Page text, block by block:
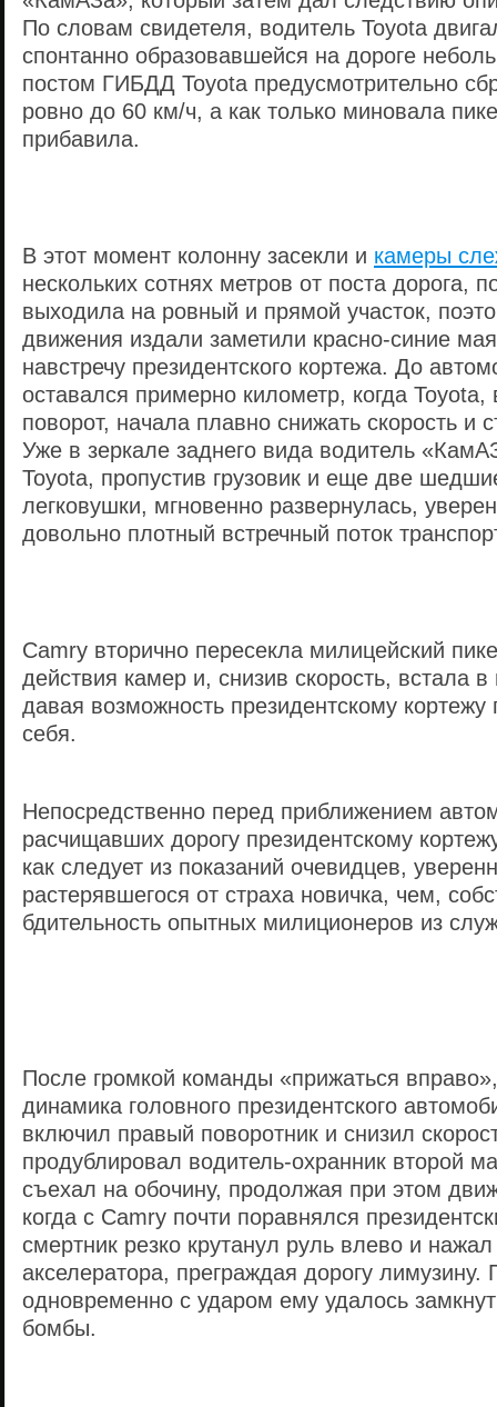
По словам свидетеля, водитель Toyota
спонтанно образовавшейся на дороге
постом ГИБДД Toyota предусмотрительно
ровно до 60 км/ч, а как только миновала
прибавила.
В этот момент колонну засекли и камеры
нескольких сотнях метров от поста дорога,
выходила на ровный и прямой участок,
движения издали заметили красно-синие
навстречу президентского кортежа. До
оставался примерно километр, когда
поворот, начала плавно снижать скорость и
Уже в зеркале заднего вида водитель
Toyota, пропустив грузовик и еще две
легковушки, мгновенно развернулась,
довольно плотный встречный поток
Camry вторично пересекла милицейский
действия камер и, снизив скорость, встала
давая возможность президентскому кортежу
себя.
Непосредственно перед приближением
расчищавших дорогу президентскому
как следует из показаний очевидцев,
растерявшегося от страха новичка, чем,
бдительность опытных милиционеров из
После громкой команды «прижаться
динамика головного президентского
включил правый поворотник и снизил
продублировал водитель-охранник второй
съехал на обочину, продолжая при этом
когда с Camry почти поравнялся
смертник резко крутанул руль влево и
акселератора, преграждая дорогу лимузину.
одновременно с ударом ему удалось
бомбы.